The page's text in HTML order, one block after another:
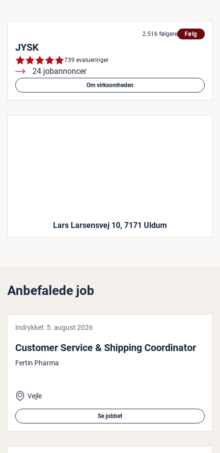
2.516 følgere Følg
JYSK
739 evalueringer
24 jobannoncer
Om virksomheden
Lars Larsensvej 10, 7171 Uldum
Anbefalede job
Indrykket: 5. august 2026
Customer Service & Shipping Co­or­di­na­tor
Fertin Pharma
Vejle
Se jobbet